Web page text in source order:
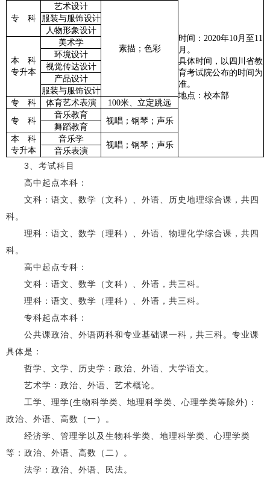
时间：2020年10月至11
月。
具体时间，以四川省教
育考试院公布的时间为
准。
地点：校本部
专 科
艺术设计
素描；色彩
服装与服饰设计
人物形象设计
本 科
专升本
美术学
环境设计
视觉传达设计
产品设计
服装与服饰设计
专 科
体育艺术表演
100米、立定跳远
专 科
音乐教育
视唱；钢琴；声乐
舞蹈教育
本 科
专升本
音乐学
视唱；钢琴；声乐
音乐表演
3、考试科目
高中起点本科：
文科：语文、数学（文科）、外语、历史地理综合课，共四
科。
理科：语文、数学（理科）、外语、物理化学综合课，共四
科。
高中起点专科：
文科：语文、数学（文科）、外语，共三科。
理科：语文、数学（理科）、外语，共三科。
专科起点本科：
公共课政治、外语两科和专业基础课一科，共三科。专业课
具体是：
哲学、文学、历史学：政治、外语、大学语文。
艺术学：政治、外语、艺术概论。
工学、理学(生物科学类、地理科学类、心理学类等除外)：
政治、外语、高数（一）。
经济学、管理学以及生物科学类、地理科学类、心理学类
等：政治、外语、高数（二）。
法学：政治、外语、民法。